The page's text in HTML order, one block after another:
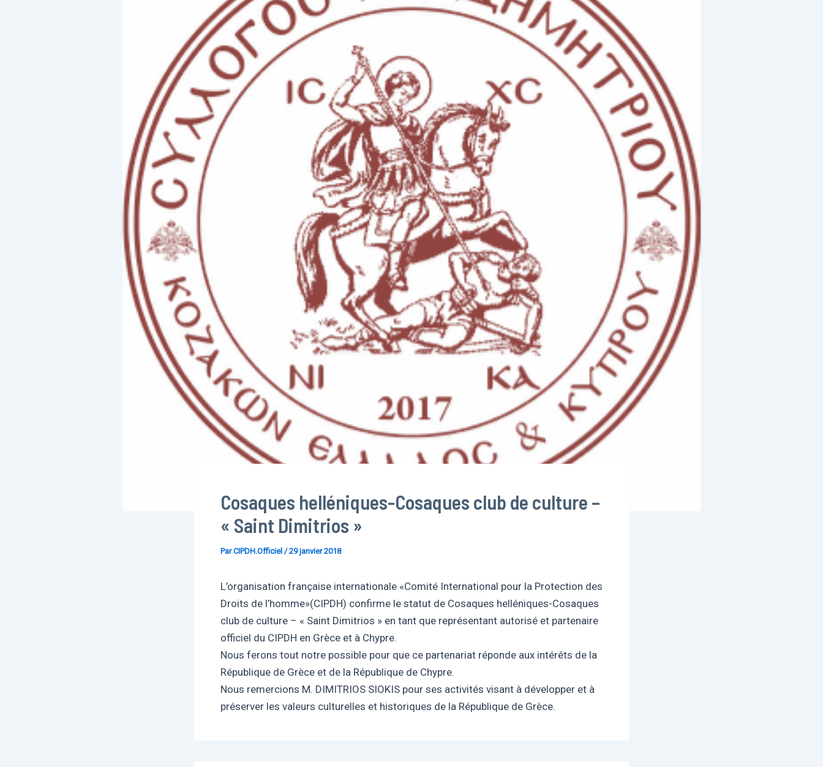
Cosaques helléniques-Cosaques club de culture –
« Saint Dimitrios »
ParCIPDH.Officiel /29 janvier 2018
L’organisation française internationale «Comité International pour la Protection des
Droits de l’homme»(CIPDH) confirme le statut de Cosaques helléniques-Cosaques
club de culture – « Saint Dimitrios » en tant que représentant autorisé et partenaire
officiel du CIPDH en Grèce et à Chypre.
Nous ferons tout notre possible pour que ce partenariat réponde aux intérêts de la
République de Grèce et de la République de Chypre.
Nous remercions M. DIMITRIOS SIOKIS pour ses activités visant à développer et à
préserver les valeurs culturelles et historiques de la République de Grèce.